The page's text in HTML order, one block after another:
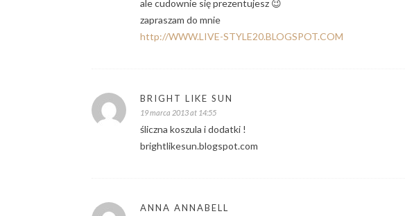
ale cudownie się prezentujesz 😉
zapraszam do mnie
http://WWW.LIVE-STYLE20.BLOGSPOT.COM
BRIGHT LIKE SUN
19 marca 2013 at 14:55
śliczna koszula i dodatki !
brightlikesun.blogspot.com
ANNA ANNABELL